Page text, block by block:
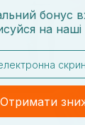
бонус
на
Отримати